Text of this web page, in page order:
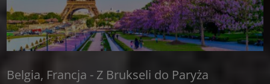
Belgia, Francja - Z Brukseli do Paryża